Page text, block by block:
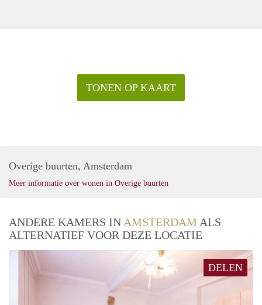
TONEN OP KAART
Overige buurten, Amsterdam
Meer informatie over wonen in Overige buurten
ANDERE KAMERS IN AMSTERDAM ALS
ALTERNATIEF VOOR DEZE LOCATIE
DELEN